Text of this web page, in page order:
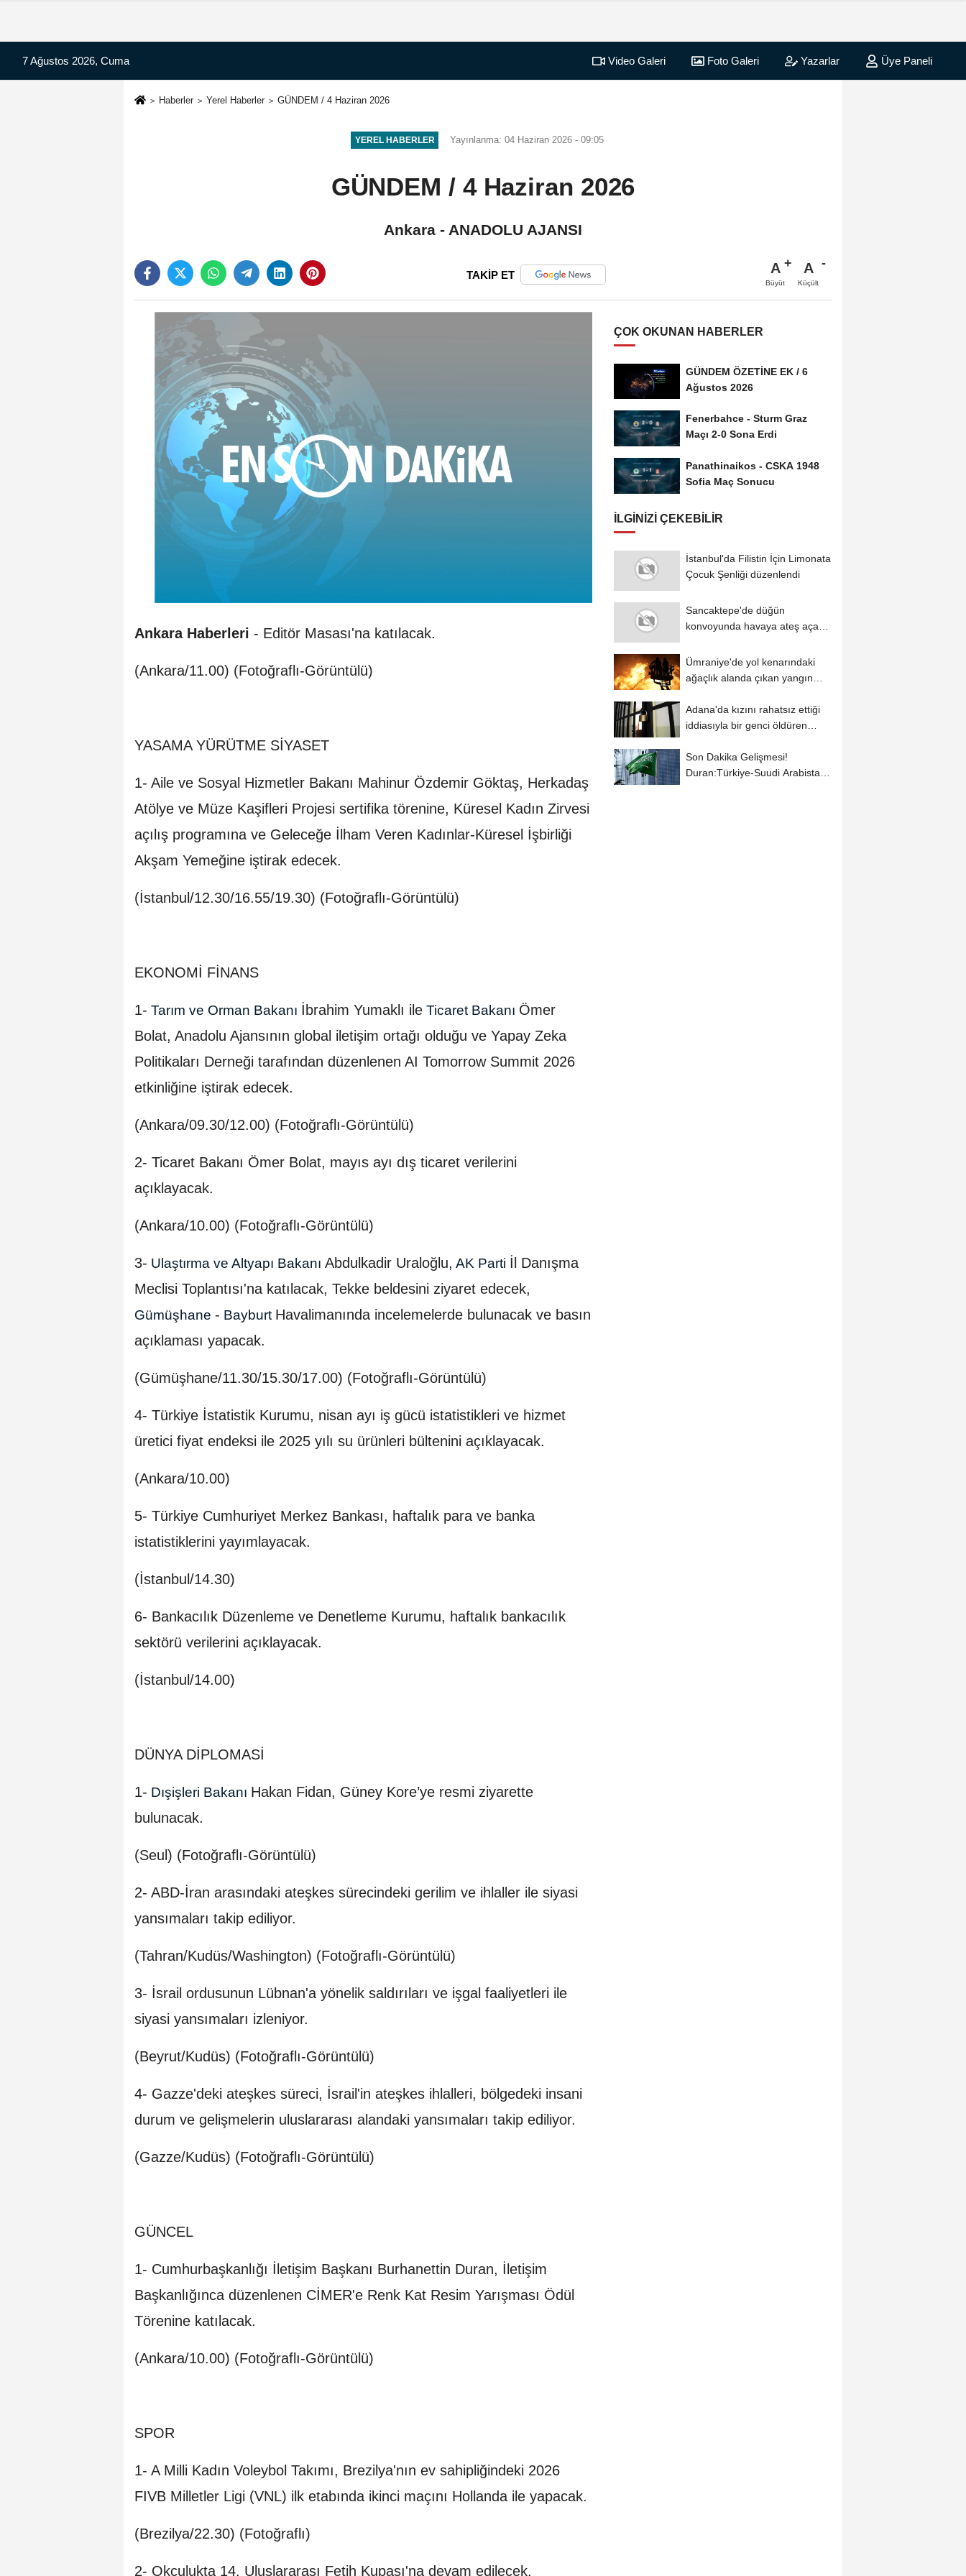
7 Ağustos 2026, Cuma Video Galeri Foto Galeri Yazarlar Üye Paneli
Haberler Yerel Haberler GÜNDEM / 4 Haziran 2026
YEREL HABERLER Yayınlanma: 04 Haziran 2026 - 09:05
GÜNDEM / 4 Haziran 2026
Ankara - ANADOLU AJANSI
TAKİP ET A
Büyüt
A
Küçült
Ankara Haberleri - Editör Masası'na katılacak.
(Ankara/11.00) (Fotoğraflı-Görüntülü)
YASAMA YÜRÜTME SİYASET
1- Aile ve Sosyal Hizmetler Bakanı Mahinur Özdemir Göktaş, Herkadaş
Atölye ve Müze Kaşifleri Projesi sertifika törenine, Küresel Kadın Zirvesi
açılış programına ve Geleceğe İlham Veren Kadınlar-Küresel İşbirliği
Akşam Yemeğine iştirak edecek.
(İstanbul/12.30/16.55/19.30) (Fotoğraflı-Görüntülü)
EKONOMİ FİNANS
1- Tarım ve Orman Bakanı İbrahim Yumaklı ile Ticaret Bakanı Ömer
Bolat, Anadolu Ajansının global iletişim ortağı olduğu ve Yapay Zeka
Politikaları Derneği tarafından düzenlenen AI Tomorrow Summit 2026
etkinliğine iştirak edecek.
(Ankara/09.30/12.00) (Fotoğraflı-Görüntülü)
2- Ticaret Bakanı Ömer Bolat, mayıs ayı dış ticaret verilerini
açıklayacak.
(Ankara/10.00) (Fotoğraflı-Görüntülü)
3- Ulaştırma ve Altyapı Bakanı Abdulkadir Uraloğlu, AK Parti İl Danışma
Meclisi Toplantısı'na katılacak, Tekke beldesini ziyaret edecek,
Gümüşhane - Bayburt Havalimanında incelemelerde bulunacak ve basın
açıklaması yapacak.
(Gümüşhane/11.30/15.30/17.00) (Fotoğraflı-Görüntülü)
4- Türkiye İstatistik Kurumu, nisan ayı iş gücü istatistikleri ve hizmet
üretici fiyat endeksi ile 2025 yılı su ürünleri bültenini açıklayacak.
(Ankara/10.00)
5- Türkiye Cumhuriyet Merkez Bankası, haftalık para ve banka
istatistiklerini yayımlayacak.
(İstanbul/14.30)
6- Bankacılık Düzenleme ve Denetleme Kurumu, haftalık bankacılık
sektörü verilerini açıklayacak.
(İstanbul/14.00)
DÜNYA DİPLOMASİ
1- Dışişleri Bakanı Hakan Fidan, Güney Kore’ye resmi ziyarette
bulunacak.
(Seul) (Fotoğraflı-Görüntülü)
2- ABD-İran arasındaki ateşkes sürecindeki gerilim ve ihlaller ile siyasi
yansımaları takip ediliyor.
(Tahran/Kudüs/Washington) (Fotoğraflı-Görüntülü)
3- ⁠⁠⁠İsrail ordusunun Lübnan'a yönelik saldırıları ve işgal faaliyetleri ile
siyasi yansımaları izleniyor.
(Beyrut/Kudüs) (Fotoğraflı-Görüntülü)
4- ⁠⁠⁠Gazze'deki ateşkes süreci, İsrail'in ateşkes ihlalleri, bölgedeki insani
durum ve gelişmelerin uluslararası alandaki yansımaları takip ediliyor.
(Gazze/Kudüs) (Fotoğraflı-Görüntülü)
GÜNCEL
1- Cumhurbaşkanlığı İletişim Başkanı Burhanettin Duran, İletişim
Başkanlığınca düzenlenen CİMER'e Renk Kat Resim Yarışması Ödül
Törenine katılacak.
(Ankara/10.00) (Fotoğraflı-Görüntülü)
SPOR
1- A Milli Kadın Voleybol Takımı, Brezilya'nın ev sahipliğindeki 2026
FIVB Milletler Ligi (VNL) ilk etabında ikinci maçını Hollanda ile yapacak.
(Brezilya/22.30) (Fotoğraflı)
2- Okçulukta 14. Uluslararası Fetih Kupası'na devam edilecek.
ÇOK OKUNAN HABERLER
GÜNDEM ÖZETİNE EK / 6
Ağustos 2026
Fenerbahce - Sturm Graz
Maçı 2-0 Sona Erdi
Panathinaikos - CSKA 1948
Sofia Maç Sonucu
İLGINIZI ÇEKEBILIR
İstanbul'da Filistin İçin Limonata
Çocuk Şenliği düzenlendi
Sancaktepe'de düğün
konvoyunda havaya ateş açan
Ümraniye'de yol kenarındaki
ağaçlık alanda çıkan yangın
Adana'da kızını rahatsız ettiği
iddiasıyla bir genci öldüren
Son Dakika Gelişmesi!
Duran:Türkiye-Suudi Arabistan